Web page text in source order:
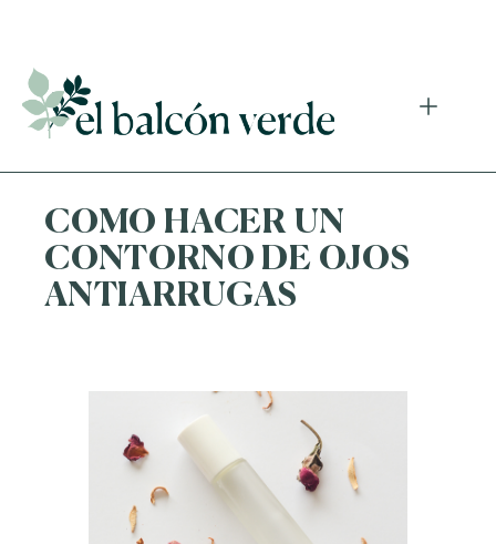
COMO HACER UN
CONTORNO DE OJOS
ANTIARRUGAS